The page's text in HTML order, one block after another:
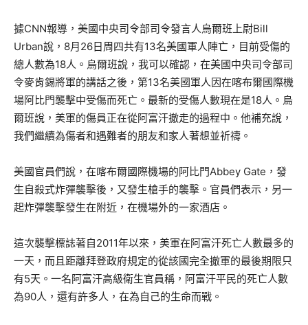
據CNN報導，美國中央司令部司令發言人烏爾班上尉Bill
Urban說，8月26日周四共有13名美國軍人陣亡，目前受傷的
總人數為18人。烏爾班說，我可以確認，在美國中央司令部司
令麥肯錫將軍的講話之後，第13名美國軍人因在喀布爾國際機
場阿比門襲擊中受傷而死亡。最新的受傷人數現在是18人。烏
爾班說，美軍的傷員正在從阿富汗撤走的過程中。他補充說，
我們繼續為傷者和遇難者的朋友和家人著想並祈禱。
美國官員們說，在喀布爾國際機場的阿比門Abbey Gate，發
生自殺式炸彈襲擊後，又發生槍手的襲擊。官員們表示，另一
起炸彈襲擊發生在附近，在機場外的一家酒店。
這次襲擊標誌著自2011年以來，美軍在阿富汗死亡人數最多的
一天，而且距離拜登政府規定的從該國完全撤軍的最後期限只
有5天。一名阿富汗高級衛生官員稱，阿富汗平民的死亡人數
為90人，還有許多人，在為自己的生命而戰。